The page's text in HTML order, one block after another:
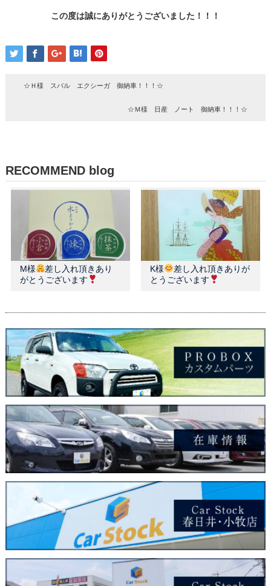
この度は誠にありがとうございました！！！
☆Ｈ様 スバル エクシーガ 御納車！！！☆
☆Ｍ様 日産 ノート 御納車！！！☆
RECOMMEND blog
M様
差し入れ頂きあり
がとうございます
K様
差し入れ頂きありが
とうございます